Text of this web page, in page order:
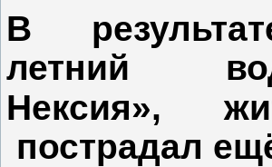
В
летний
Нексия»,
пострадал